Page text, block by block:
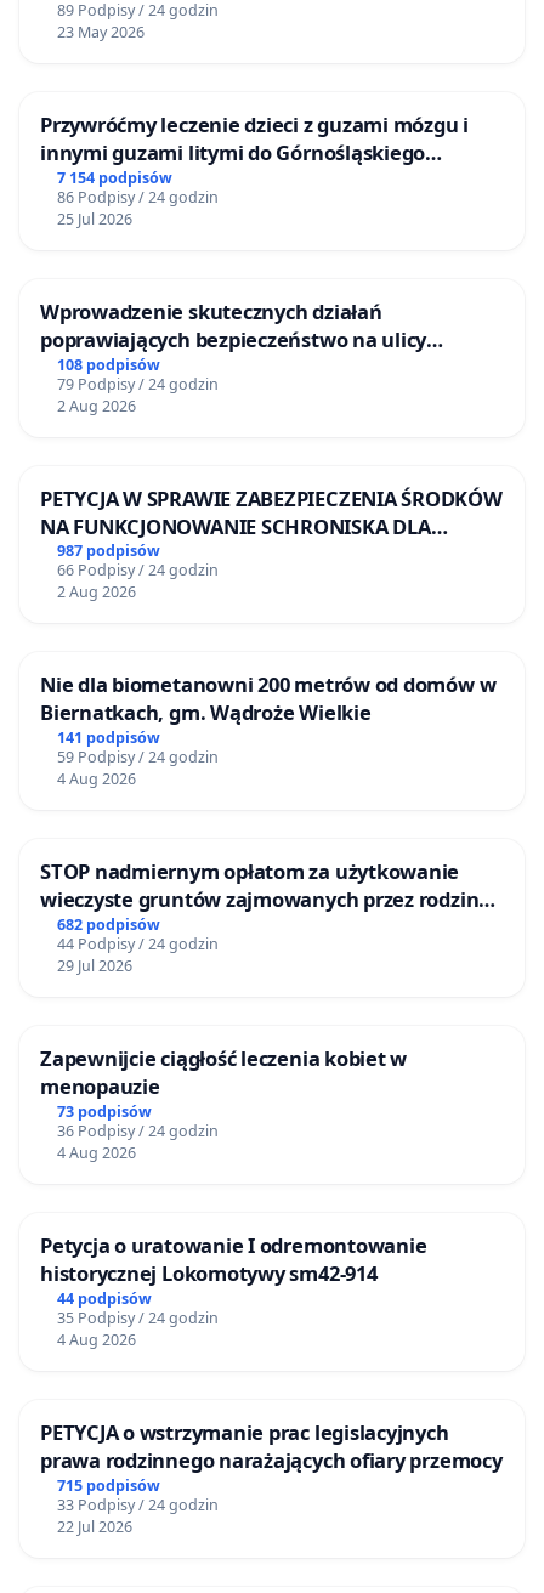
89 Podpisy / 24 godzin
23 May 2026
Przywróćmy leczenie dzieci z guzami mózgu i
innymi guzami litymi do Górnośląskiego
Centrum Zdrowia Dziecka w Katowicach
7 154 podpisów
86 Podpisy / 24 godzin
25 Jul 2026
Wprowadzenie skutecznych działań
poprawiających bezpieczeństwo na ulicy
Żeromskiego w Otwocku
108 podpisów
79 Podpisy / 24 godzin
2 Aug 2026
PETYCJA W SPRAWIE ZABEZPIECZENIA ŚRODKÓW
NA FUNKCJONOWANIE SCHRONISKA DLA
BEZDOMNYCH ZWIERZĄT W SKARYSZEWIE
987 podpisów
66 Podpisy / 24 godzin
2 Aug 2026
Nie dla biometanowni 200 metrów od domów w
Biernatkach, gm. Wądroże Wielkie
141 podpisów
59 Podpisy / 24 godzin
4 Aug 2026
STOP nadmiernym opłatom za użytkowanie
wieczyste gruntów zajmowanych przez rodzinne
ogrody działkowe.
682 podpisów
44 Podpisy / 24 godzin
29 Jul 2026
Zapewnijcie ciągłość leczenia kobiet w
menopauzie
73 podpisów
36 Podpisy / 24 godzin
4 Aug 2026
Petycja o uratowanie I odremontowanie
historycznej Lokomotywy sm42-914
44 podpisów
35 Podpisy / 24 godzin
4 Aug 2026
PETYCJA o wstrzymanie prac legislacyjnych
prawa rodzinnego narażających ofiary przemocy
715 podpisów
33 Podpisy / 24 godzin
22 Jul 2026